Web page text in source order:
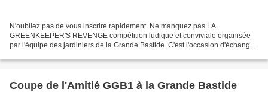
N'oubliez pas de vous inscrire rapidement. Ne manquez pas LA
GREENKEEPER'S REVENGE compétition ludique et conviviale organisée
par l'équipe des jardiniers de la Grande Bastide. C'est l'occasion d'échanger
Coupe de l'Amitié GGB1 à la Grande Bastide